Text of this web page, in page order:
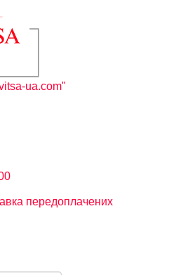
ua.com"
передоплачених